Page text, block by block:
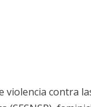
violencia contra